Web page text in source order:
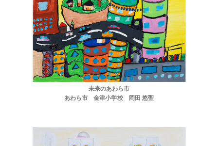
未来のあわら市
あわら市 金津小学校 岡田 悠聖